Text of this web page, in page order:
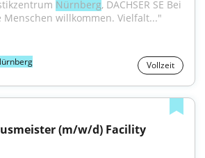
Nürnberg, DACHSER SE Bei
Menschen willkommen. Vielfalt..."
Vollzeit
(m/w/d) Facility